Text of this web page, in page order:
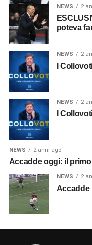
NEWS 2
poteva
NEWS 2
I
NEWS 2
I
NEWS 2 anni ago
Accadde oggi: il
NEWS 2
Accadde